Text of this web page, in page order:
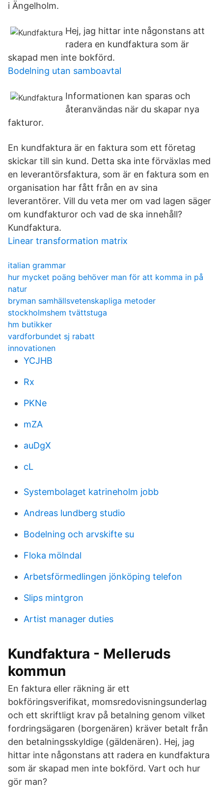
i Ängelholm.
Hej, jag hittar inte någonstans att
radera en kundfaktura som är
skapad men inte bokförd.
Bodelning utan samboavtal
Informationen kan sparas och
återanvändas när du skapar nya
fakturor.
En kundfaktura är en faktura som ett företag
skickar till sin kund. Detta ska inte förväxlas med
en leverantörsfaktura, som är en faktura som en
organisation har fått från en av sina
leverantörer. Vill du veta mer om vad lagen säger
om kundfakturor och vad de ska innehåll?
Kundfaktura.
Linear transformation matrix
italian grammar
hur mycket poäng behöver man för att komma in på
natur
bryman samhällsvetenskapliga metoder
stockholmshem tvättstuga
hm butikker
vardforbundet sj rabatt
innovationen
YCJHB
Rx
PKNe
mZA
auDgX
cL
Systembolaget katrineholm jobb
Andreas lundberg studio
Bodelning och arvskifte su
Floka mölndal
Arbetsförmedlingen jönköping telefon
Slips mintgron
Artist manager duties
Kundfaktura - Melleruds
kommun
En faktura eller räkning är ett
bokföringsverifikat, momsredovisningsunderlag
och ett skriftligt krav på betalning genom vilket
fordringsägaren (borgenären) kräver betalt från
den betalningsskyldige (gäldenären). Hej, jag
hittar inte någonstans att radera en kundfaktura
som är skapad men inte bokförd. Vart och hur
gör man?